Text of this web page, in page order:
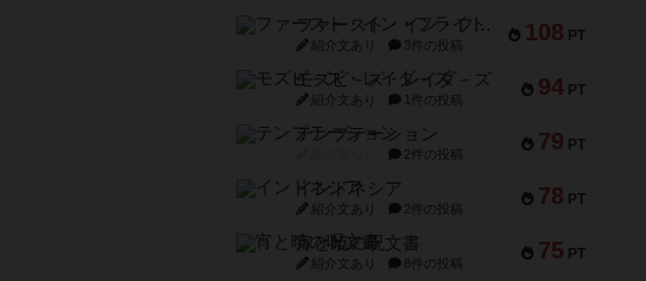
108 PT
ファースト・イン・フライト
紹介文あり 3件の投稿
94 PT
モズビ－ズ・レイダ－ズ
紹介文あり 1件の投稿
79 PT
テンプテーション
2件の投稿
78 PT
インドネシア
紹介文あり 2件の投稿
75 PT
宵と暁の呪文書
紹介文あり 8件の投稿